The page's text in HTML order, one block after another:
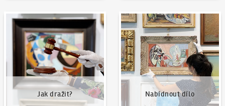
Jak dražit?
Jak dražit?
Nabídnout dílo
Nabídnout dílo